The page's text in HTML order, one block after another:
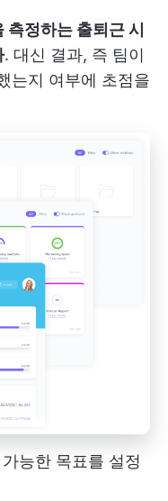
정하는 출퇴근 시
. 대신 결과, 즉 팀이
는지 여부에 초점을
능한 목표를 설정